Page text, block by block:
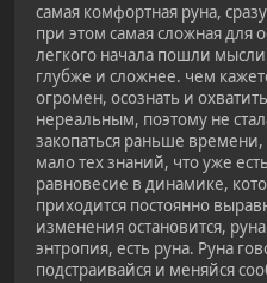
самая комфортная руна,
при этом самая сложная для
легкого начала пошли
глубже и сложнее. чем
огромен, осознать и
нереальным, поэтому не
закопаться раньше
мало тех знаний, что уже
равновесие в динамике,
приходится постоянно
изменения остановится,
энтропия, есть руна. Руна
подстраивайся и меняйся